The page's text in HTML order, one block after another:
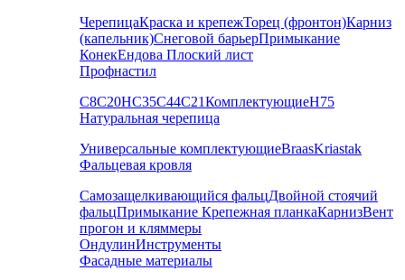
ЧерепицаКраска и крепежТорец (фронтон)Карниз
(капельник)Снеговой барьерПримыкание
КонекЕндова Плоский лист
Профнастил
С8С20НС35С44С21КомплектующиеН75
Натуральная черепица
Универсальные комплектующиеBraasKriastak
Фальцевая кровля
Самозащелкивающийся фальцДвойной стоячий
фальцПримыкание Крепежная планкаКарнизВент
прогон и кляммеры
ОндулинИнструменты
Фасадные материалы